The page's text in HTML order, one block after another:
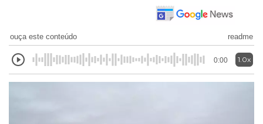
ouça este conteúdo readme
0:00 1.0x